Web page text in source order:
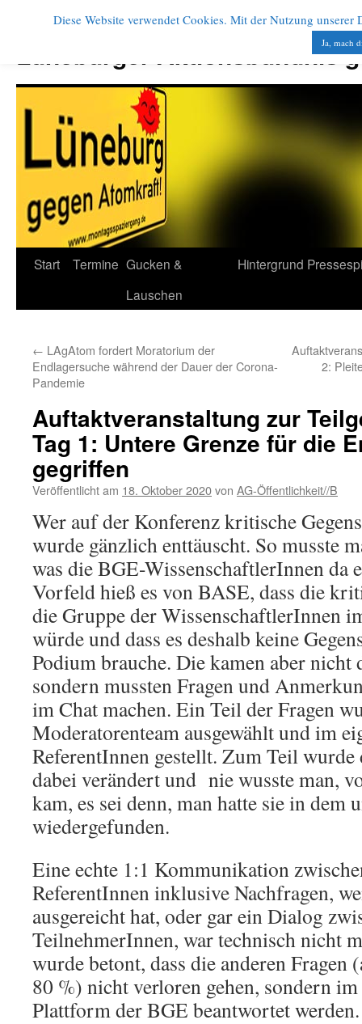
Lüneburger Aktionsbündnis
Start Termine Gucken &
Lauschen
Hintergrund
← LAgAtom fordert Moratorium der
Endlagersuche während der Dauer der Corona-
Pandemie
2:
Auftaktveranstaltung zur
Tag 1: Untere Grenze für die
gegriffen
Veröffentlicht am 18. Oktober 2020von AG-Öffentlichkeit//B
Wer auf der Konferenz kritische
wurde gänzlich enttäuscht. So musste
was die BGE-WissenschaftlerInnen da
Vorfeld hieß es von BASE, dass die
die Gruppe der WissenschaftlerInnen
würde und dass es deshalb keine
Podium brauche. Die kamen aber
sondern mussten Fragen und
im Chat machen. Ein Teil der Fragen
Moderatorenteam ausgewählt und im
ReferentInnen gestellt. Zum Teil
dabei verändert und nie wusste man,
kam, es sei denn, man hatte sie in dem
wiedergefunden.
Eine echte 1:1 Kommunikation
ReferentInnen inklusive Nachfragen,
ausgereicht hat, oder gar ein Dialog
TeilnehmerInnen, war technisch nicht
wurde betont, dass die anderen Fragen
80 %) nicht verloren gehen, sondern
Plattform der BGE beantwortet werden.
Diese Website verwendet Cookies. Mit der Nutzung
Ja, mach